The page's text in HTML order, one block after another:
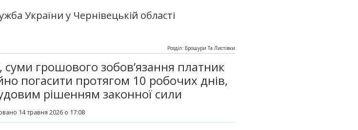
України у Чернівецькій області
грошового зобов’язання платник
погасити протягом 10 робочих днів,
рішенням законної сили
14 травня 2026 о 17:08
Розділ: Брошури Та Листівки